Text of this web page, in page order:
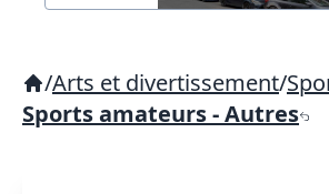
/Arts et divertissement/
Sports amateurs - Autres